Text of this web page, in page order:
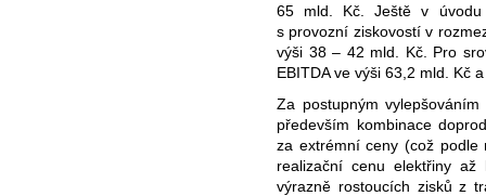
65 mld. Kč. Ještě v úvodu
s provozní ziskovostí v
výši 38 – 42 mld. Kč. Pro
EBITDA ve výši 63,2 mld. Kč
Za postupným
především kombinace
za extrémní ceny (což podle
realizační cenu elektřiny
výrazně rostoucích zisků z